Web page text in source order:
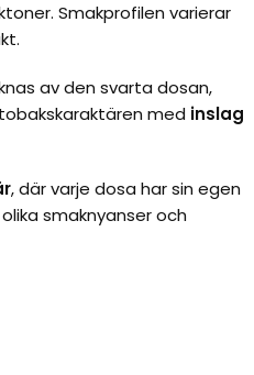
Smakprofilen varierar
av den svarta dosan,
med inslag
, där varje dosa har sin egen
smaknyanser och